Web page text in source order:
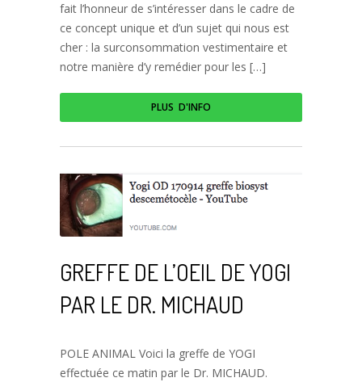
fait l’honneur de s’intéresser dans le cadre de
ce concept unique et d’un sujet qui nous est
cher : la surconsommation vestimentaire et
notre manière d’y remédier pour les […]
PLUS D'INFO
GREFFE DE L’OEIL DE YOGI
PAR LE DR. MICHAUD
POLE ANIMAL Voici la greffe de YOGI
effectuée ce matin par le Dr. MICHAUD.